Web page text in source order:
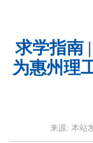
求学指南
为惠州理
来源: 本站